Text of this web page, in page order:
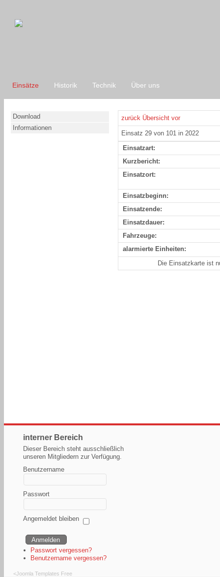
Einsätze Historik Technik Über uns
Download
Informationen
zurück Übersicht vor
Einsatz 29 von 101 in 2022
Einsatzart:
Kurzbericht:
Einsatzort:
Einsatzbeginn:
Einsatzende:
Einsatzdauer:
Fahrzeuge:
alarmierte Einheiten:
Die Einsatzkarte ist
interner Bereich
Dieser Bereich steht ausschließlich
unseren Mitgliedern zur Verfügung.
Benutzername
Passwort
Angemeldet bleiben
Passwort vergessen?
Benutzername vergessen?
<Joomla Templates Free